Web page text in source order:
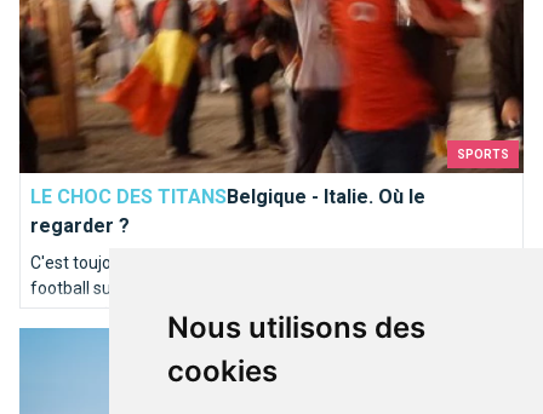
Nous utilisons des
cookies
SPORTS
LE CHOC DES TITANSBelgique - Italie. Où le
regarder ?
C'est toujours le même dilemme. Où regarder un bon match de
football surtout quand ce sont les Diables Rouges contre l'Italie
en quart de finale de l'Euro! C'est ce vendredi 7 juillet à 21h
Tailles, infrastructures, surfaces: le tennis à Bruxelles